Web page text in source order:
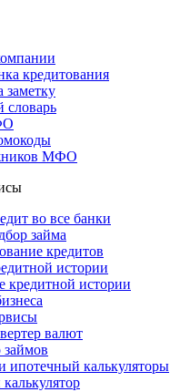
кредитования
заметку
МФО
во все банки
займа
кредитов
истории
кредитной истории
валют
займов
ипотечный калькуляторы